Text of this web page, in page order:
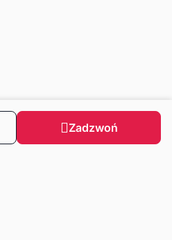
Zadzwoń